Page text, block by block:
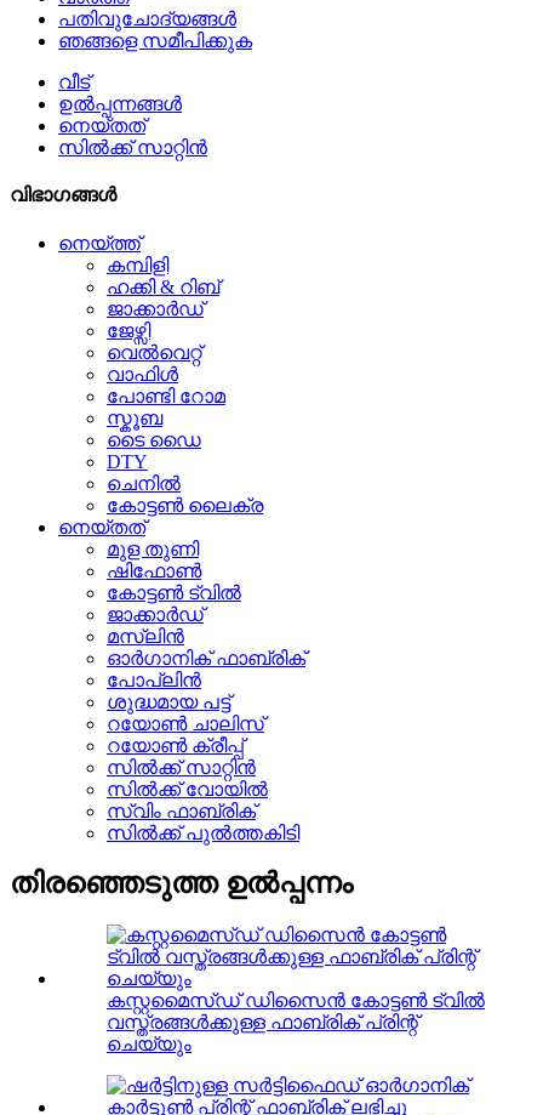
പതിവുചോദ്യങ്ങൾ
ഞങ്ങളെ സമീപിക്കുക
വീട്
ഉൽപ്പന്നങ്ങൾ
നെയ്തത്
സിൽക്ക് സാറ്റിൻ
വിഭാഗങ്ങൾ
നെയ്ത്ത്
കമ്പിളി
ഹക്കി & റിബ്
ജാക്കാർഡ്
ജേഴ്സി
വെൽവെറ്റ്
വാഫിൾ
പോണ്ടി റോമ
സ്കൂബ
ടൈ ഡൈ
DTY
ചെനിൽ
കോട്ടൺ ലൈക്ര
നെയ്തത്
മുള തുണി
ഷിഫോൺ
കോട്ടൺ ട്വിൽ
ജാക്കാർഡ്
മസ്ലിൻ
ഓർഗാനിക് ഫാബ്രിക്
പോപ്ലിൻ
ശുദ്ധമായ പട്ട്
റയോൺ ചാലിസ്
റയോൺ ക്രീപ്പ്
സിൽക്ക് സാറ്റിൻ
സിൽക്ക് വോയിൽ
സ്വിം ഫാബ്രിക്
സിൽക്ക് പുൽത്തകിടി
തിരഞ്ഞെടുത്ത ഉൽപ്പന്നം
കസ്റ്റമൈസ്ഡ് ഡിസൈൻ കോട്ടൺ ട്വിൽ
വസ്ത്രങ്ങൾക്കുള്ള ഫാബ്രിക് പ്രിന്റ്
ചെയ്യും